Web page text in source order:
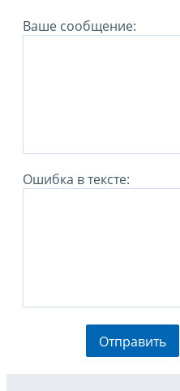
Ваше сообщение:
Ошибка в тексте:
Отправить